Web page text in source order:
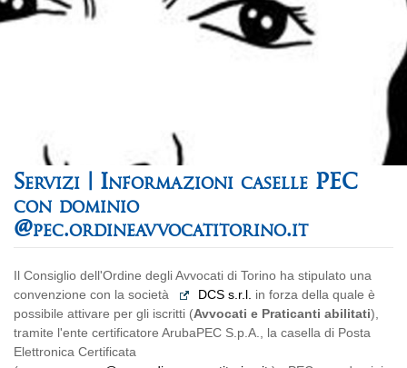
Informazioni caselle PEC
con dominio
@pec.ordineavvocatitorino.it
Il Consiglio dell'Ordine degli Avvocati di Torino ha stipulato una
convenzione con la società
DCS s.r.l. in forza della quale è
possibile attivare per gli iscritti (Avvocati e Praticanti abilitati),
tramite l'ente certificatore ArubaPEC S.p.A., la casella di Posta
Elettronica Certificata